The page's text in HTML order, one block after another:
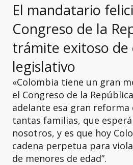
El mandatario
Congreso de la
trámite exitoso de
legislativo
«Colombia tiene un gran
el Congreso de la
adelante esa gran reforma
tantas familias, que
nosotros, y es que hoy
cadena perpetua para
de menores de edad”.